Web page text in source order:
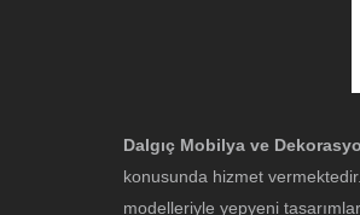
Dalgıç Mobilya ve
konusunda hizmet
modelleriyle yepyeni